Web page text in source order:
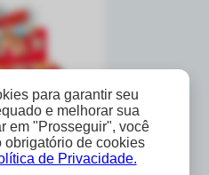
para garantir seu
e melhorar sua
em "Prosseguir", você
obrigatório de cookies
de Privacidade.